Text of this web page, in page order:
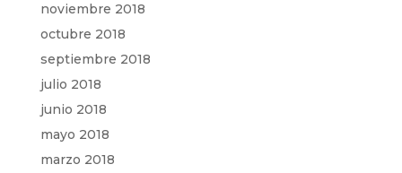
noviembre 2018
octubre 2018
septiembre 2018
julio 2018
junio 2018
mayo 2018
marzo 2018